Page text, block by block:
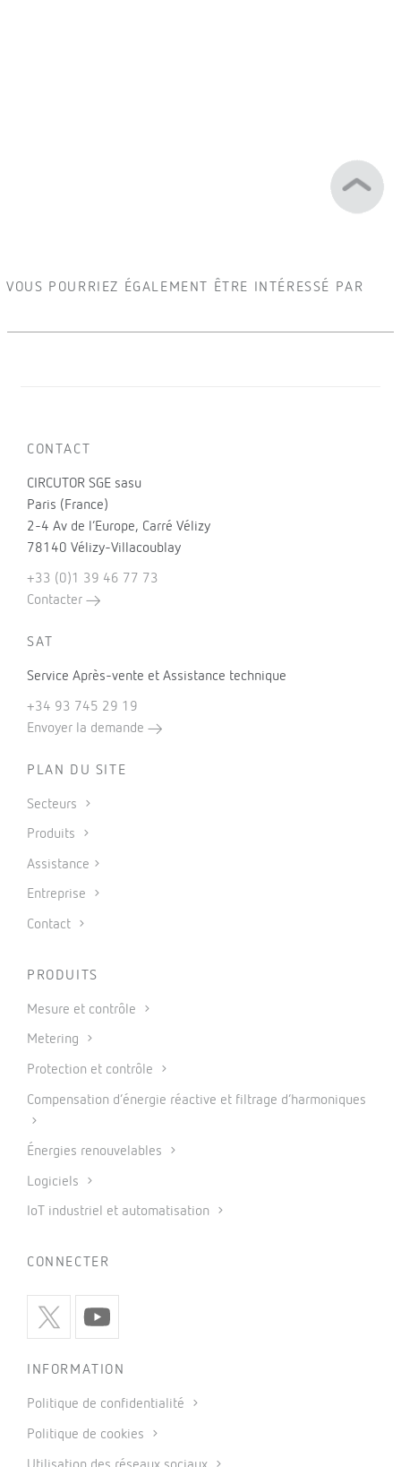
VOUS POURRIEZ ÉGALEMENT ÊTRE INTÉRESSÉ PAR
CONTACT
CIRCUTOR SGE sasu
Paris (France)
2-4 Av de l’Europe, Carré Vélizy
78140 Vélizy-Villacoublay
+33 (0)1 39 46 77 73
Contacter
SAT
Service Après-vente et Assistance technique
+34 93 745 29 19
Envoyer la demande
PLAN DU SITE
Secteurs
Produits
Assistance
Entreprise
Contact
PRODUITS
Mesure et contrôle
Metering
Protection et contrôle
Compensation d’énergie réactive et filtrage d’harmoniques
Énergies renouvelables
Logiciels
IoT industriel et automatisation
CONNECTER
INFORMATION
Politique de confidentialité
Politique de cookies